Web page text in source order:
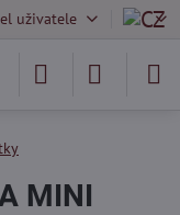
uživatele
MINI